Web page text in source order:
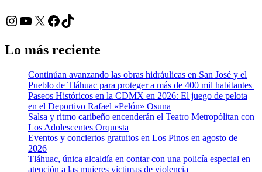
Instagram
YouTube
X Facebook
TikTok
Lo más reciente
Continúan avanzando las obras hidráulicas en San José y el
Pueblo de Tláhuac para proteger a más de 400 mil habitantes
Paseos Históricos en la CDMX en 2026: El juego de pelota
en el Deportivo Rafael «Pelón» Osuna
Salsa y ritmo caribeño encenderán el Teatro Metropólitan con
Los Adolescentes Orquesta
Eventos y conciertos gratuitos en Los Pinos en agosto de
2026
Tláhuac, única alcaldía en contar con una policía especial en
atención a las mujeres víctimas de violencia